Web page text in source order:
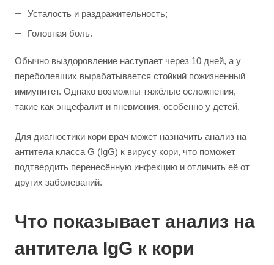
Усталость и раздражительность;
Головная боль.
Обычно выздоровление наступает через 10 дней, а у
переболевших вырабатывается стойкий пожизненный
иммунитет. Однако возможны тяжёлые осложнения,
такие как энцефалит и пневмония, особенно у детей.
Для диагностики кори врач может назначить анализ на
антитела класса G (IgG) к вирусу кори, что поможет
подтвердить перенесённую инфекцию и отличить её от
других заболеваний.
Что показывает анализ на
антитела IgG к кори